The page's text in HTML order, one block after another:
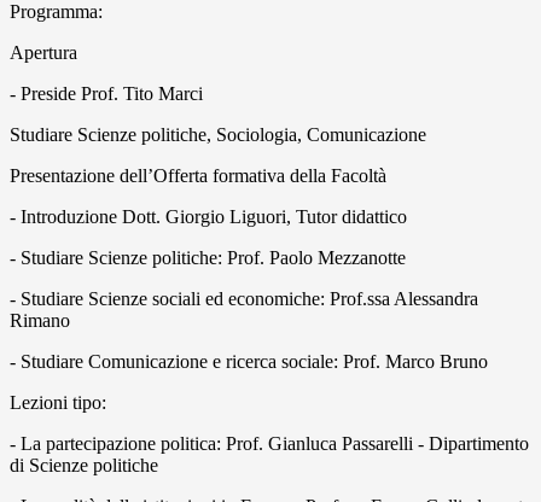
Programma:
Apertura
- Preside Prof. Tito Marci
Studiare Scienze politiche, Sociologia, Comunicazione
Presentazione dell’Offerta formativa della Facoltà
- Introduzione Dott. Giorgio Liguori, Tutor didattico
- Studiare Scienze politiche: Prof. Paolo Mezzanotte
- Studiare Scienze sociali ed economiche: Prof.ssa Alessandra
Rimano
- Studiare Comunicazione e ricerca sociale: Prof. Marco Bruno
Lezioni tipo:
- La partecipazione politica: Prof. Gianluca Passarelli - Dipartimento
di Scienze politiche